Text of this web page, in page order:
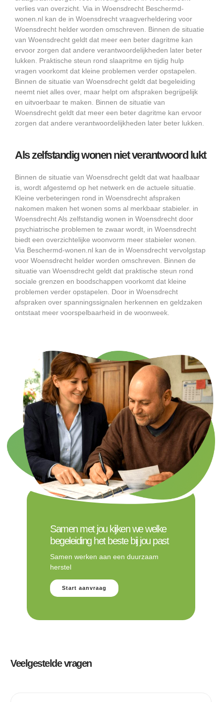
verlies van overzicht. Via in Woensdrecht Beschermd-
wonen.nl kan de in Woensdrecht vraagverheldering voor
Woensdrecht helder worden omschreven. Binnen de situatie
van Woensdrecht geldt dat meer een beter dagritme kan
ervoor zorgen dat andere verantwoordelijkheden later beter
lukken. Praktische steun rond slaapritme en tijdig hulp
vragen voorkomt dat kleine problemen verder opstapelen.
Binnen de situatie van Woensdrecht geldt dat begeleiding
neemt niet alles over, maar helpt om afspraken begrijpelijk
en uitvoerbaar te maken. Binnen de situatie van
Woensdrecht geldt dat meer een beter dagritme kan ervoor
zorgen dat andere verantwoordelijkheden later beter lukken.
Als zelfstandig wonen niet verantwoord lukt
Binnen de situatie van Woensdrecht geldt dat wat haalbaar
is, wordt afgestemd op het netwerk en de actuele situatie.
Kleine verbeteringen rond in Woensdrecht afspraken
nakomen maken het wonen soms al merkbaar stabieler. in
Woensdrecht Als zelfstandig wonen in Woensdrecht door
psychiatrische problemen te zwaar wordt, in Woensdrecht
biedt een overzichtelijke woonvorm meer stabieler wonen.
Via Beschermd-wonen.nl kan de in Woensdrecht vervolgstap
voor Woensdrecht helder worden omschreven. Binnen de
situatie van Woensdrecht geldt dat praktische steun rond
sociale grenzen en boodschappen voorkomt dat kleine
problemen verder opstapelen. Door in Woensdrecht
afspraken over spanningssignalen herkennen en geldzaken
ontstaat meer voorspelbaarheid in de woonweek.
Samen met jou kijken we welke
begeleiding het beste bij jou past
Samen werken aan een duurzaam
herstel
Start aanvraag
Veelgestelde vragen